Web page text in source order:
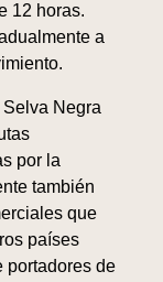
12 horas.
a
Negra
por la
también
que
países
portadores de